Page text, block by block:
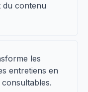
du contenu
les
entretiens en